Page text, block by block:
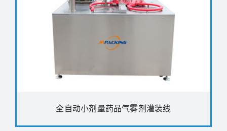
全自动小剂量药品气雾剂灌装线